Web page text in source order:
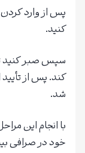
پس از وارد
کنید.
سپس صبر کنید
کند. پس از
شد.
با انجام این
خود در صرافی